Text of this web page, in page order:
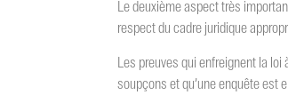
Le deuxième aspect très
respect du cadre juridique
Les preuves qui enfreignent la
soupçons et qu’une enquête est